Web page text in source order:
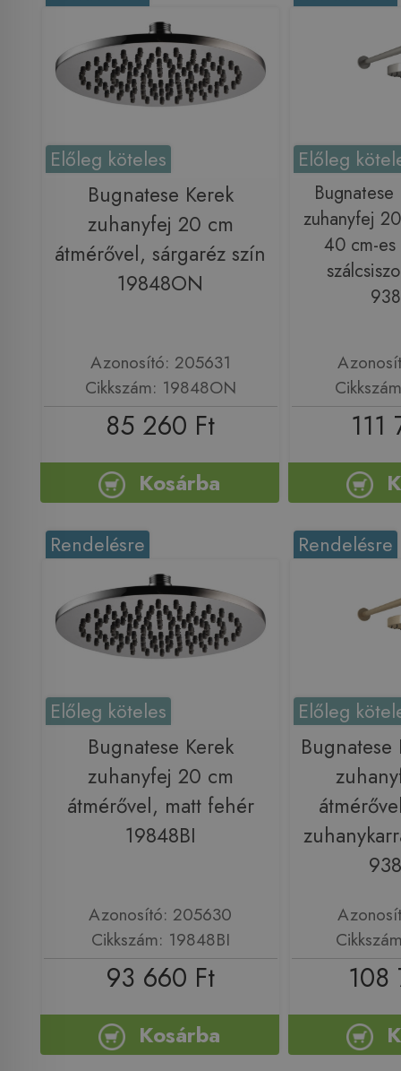
Előleg köteles
Bugnatese Kerek
zuhanyfej 20 cm
átmérővel, sárgaréz szín
19848ON
Azonosító: 205631
Cikkszám: 19848ON
85 260 Ft
Kosárba
Előleg
Bugnatese
zuhanyfej
40 cm-es
111
Rendelésre
Előleg köteles
Bugnatese Kerek
zuhanyfej 20 cm
átmérővel, matt fehér
19848BI
Azonosító: 205630
Cikkszám: 19848BI
93 660 Ft
Kosárba
Rendelésre
Előleg
Bugnatese
108